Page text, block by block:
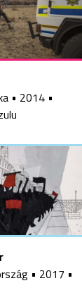
• 2014 •
• 2017 •